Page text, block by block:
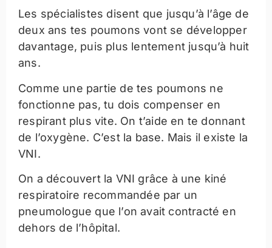
Les spécialistes disent que jusqu’à l’âge de
deux ans tes poumons vont se développer
davantage, puis plus lentement jusqu’à huit
ans.
Comme une partie de tes poumons ne
fonctionne pas, tu dois compenser en
respirant plus vite. On t’aide en te donnant
de l’oxygène. C’est la base. Mais il existe la
VNI.
On a découvert la VNI grâce à une kiné
respiratoire recommandée par un
pneumologue que l’on avait contracté en
dehors de l’hôpital.